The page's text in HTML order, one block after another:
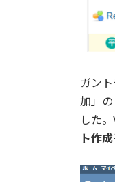
ガン
加」
した
ト作